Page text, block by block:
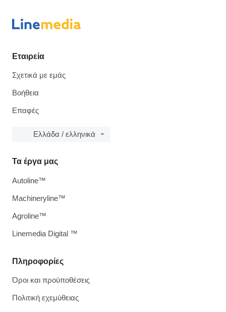
Εταιρεία
Σχετικά με εμάς
Βοήθεια
Επαφές
Ελλάδα / ελληνικά
Πληροφορίες
Όροι και προϋποθέσεις
Πολιτική εχεμύθειας
Τα έργα μας
Autoline™
Machineryline™
Agroline™
Linemedia Digital ™